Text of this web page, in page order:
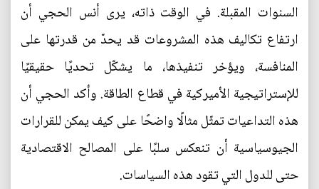
السنوات المقبلة. في الوقت ذاته، يرى أنس الحجي أن
ارتفاع تكاليف هذه المشروعات قد يحدّ من قدرتها على
المنافسة، ويؤخر تنفيذها، ما يشكّل تحديًا حقيقيًا
للإستراتيجية الأميركية في قطاع الطاقة. وأكد الحجي أن
هذه التداعيات تمثّل مثالًا واضحًا على كيف يمكن للقرارات
الجيوسياسية أن تنعكس سلبًا على المصالح الاقتصادية
حتى للدول التي تقود هذه السياسات.